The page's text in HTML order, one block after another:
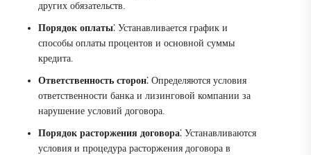
других обязательств.
Порядок оплаты⁚ Устанавливается график и
способы оплаты процентов и основной суммы
кредита.
Ответственность сторон⁚ Определяются условия
ответственности банка и лизинговой компании за
нарушение условий договора.
Порядок расторжения договора⁚ Устанавливаются
условия и процедура расторжения договора в